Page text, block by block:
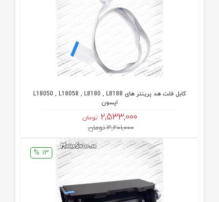
کابل فلت هد پرینتر های L18050 , L18058 , L8180 , L8188
اپسون
2,533,000 تومان
3,201,000 تومان
13 %